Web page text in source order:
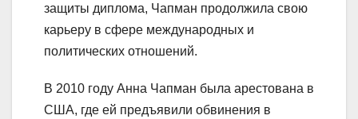
защиты диплома, Чапман продолжила свою
карьеру в сфере международных и
политических отношений.
В 2010 году Анна Чапман была арестована в
США, где ей предъявили обвинения в